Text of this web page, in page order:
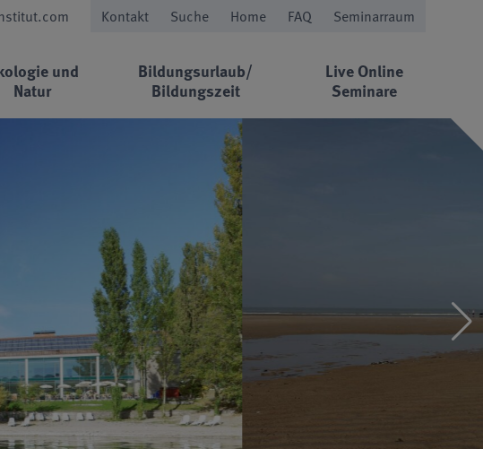
Kontakt Suche Home FAQ Seminarraum
und
Natur
Bildungsurlaub/
Bildungszeit
Live Online
Seminare